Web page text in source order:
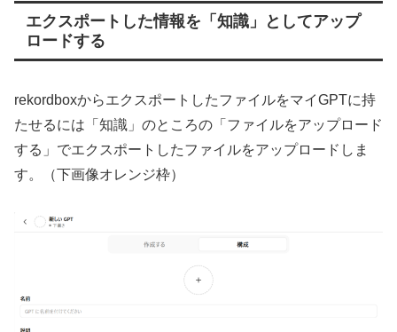
エクスポートした情報を「知識」としてアップ
ロードする
rekordboxからエクスポートしたファイルをマイGPTに持
たせるには「知識」のところの「ファイルをアップロード
する」でエクスポートしたファイルをアップロードしま
す。（下画像オレンジ枠）